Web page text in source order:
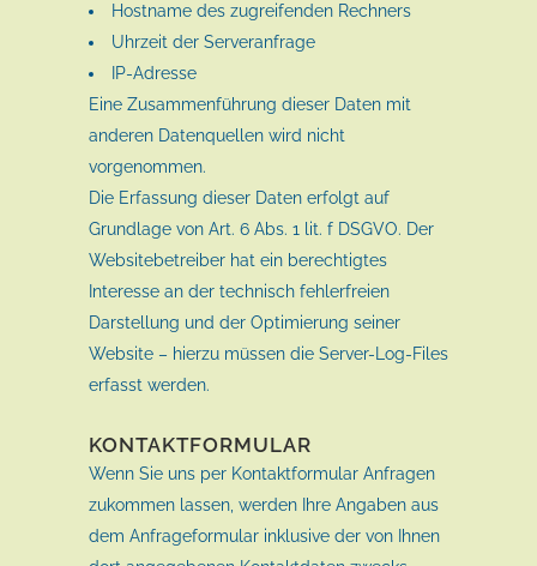
Hostname des zugreifenden Rechners
Uhrzeit der Serveranfrage
IP-Adresse
Eine Zusammenführung dieser Daten mit
anderen Datenquellen wird nicht
vorgenommen.
Die Erfassung dieser Daten erfolgt auf
Grundlage von Art. 6 Abs. 1 lit. f DSGVO. Der
Websitebetreiber hat ein berechtigtes
Interesse an der technisch fehlerfreien
Darstellung und der Optimierung seiner
Website – hierzu müssen die Server-Log-Files
erfasst werden.
KONTAKTFORMULAR
Wenn Sie uns per Kontaktformular Anfragen
zukommen lassen, werden Ihre Angaben aus
dem Anfrageformular inklusive der von Ihnen